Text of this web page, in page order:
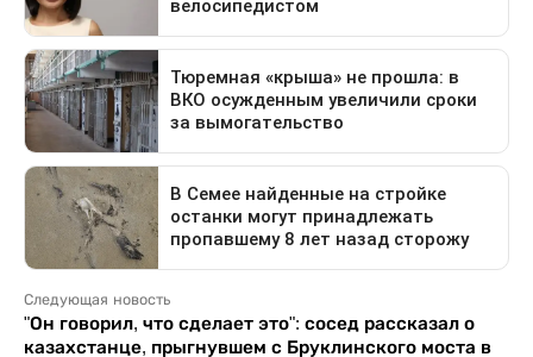
Следующая новость
"Он говорил, что сделает это": сосед рассказал о
казахстанце, прыгнувшем с Бруклинского моста в